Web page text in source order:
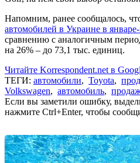
Напомним, ранее сообщалось,
автомобилей в Украине в
сравнению с аналогичным
на 26% – до 73,1 тыс. единиц.
Читайте Korrespondent.net в
ТЕГИ: автомобили, Toyota,
Volkswagen, автомобиль,
Если вы заметили ошибку,
нажмите Ctrl+Enter, чтобы